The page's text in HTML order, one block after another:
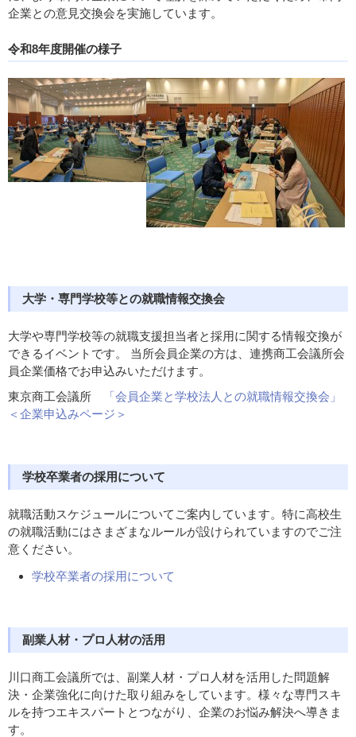
企業との意見交換会を実施しています。
令和8年度開催の様子
大学・専門学校等との就職情報交換会
大学や専門学校等の就職支援担当者と採用に関する情報交換が
できるイベントです。 当所会員企業の方は、連携商工会議所会
員企業価格でお申込みいただけます。
東京商工会議所
「会員企業と学校法人との就職情報交換会」
＜企業申込みページ＞
学校卒業者の採用について
就職活動スケジュールについてご案内しています。特に高校生
の就職活動にはさまざまなルールが設けられていますのでご注
意ください。
学校卒業者の採用について
副業人材・プロ人材の活用
川口商工会議所では、副業人材・プロ人材を活用した問題解
決・企業強化に向けた取り組みをしています。様々な専門スキ
ルを持つエキスパートとつながり、企業のお悩み解決へ導きま
す。